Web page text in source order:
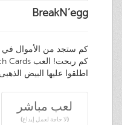
BreakN’egg
كم ستجد من الأموال في
اطلقوا عليها البيض
لعب مباشر
(لا حاجة لعمل إيداع)